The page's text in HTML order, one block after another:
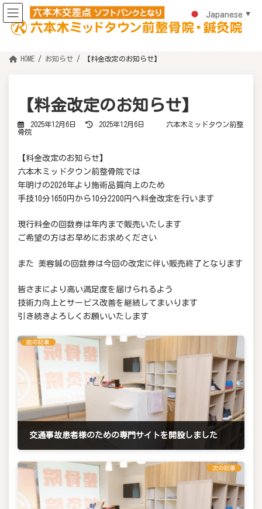
コ
ン
テ
ナ
ビ
ゲ
HOME お知らせ 【料金改定のお知らせ】
【料金改定のお知らせ】
2025年12月6日
最
時
2025年12月6日
六本木ミッドタウン前整
骨院
【料金改定のお知らせ】
六本木ミッドタウン前整骨院では
年明けの2026年より施術品質向上のため
手技10分1650円から10分2200円へ料金改定を行います
現行料金の回数券は年内まで販売いたします
ご希望の方はお早めにお求めください
また 美容鍼の回数券は今回の改定に伴い販売終了となります
皆さまにより高い満足度を届けられるよう
技術力向上とサービス改善を継続してまいります
引き続きよろしくお願いいたします
前の記事
交通事故患者様のための専門サイトを開設しました
次の記事
Japanese ▼